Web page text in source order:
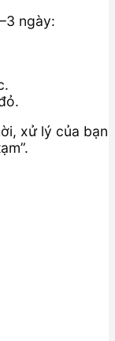
ngày:
xử lý của bạn